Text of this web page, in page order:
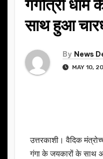
गंगोत्री
साथ हुआ
By News
MAY 10,
उत्तरकाशी। वैदिक
गंगा के जयकारों के साथ